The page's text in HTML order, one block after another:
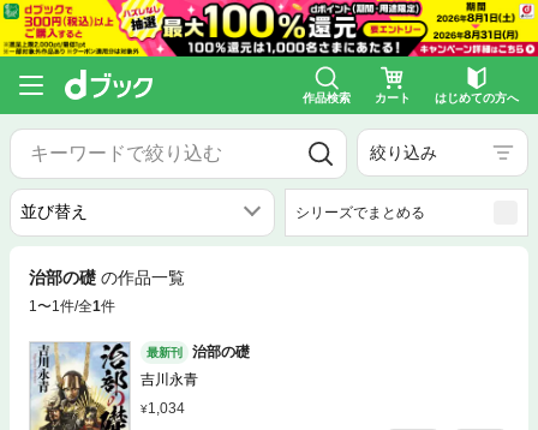
作品検索 カート はじめての方へ
絞り込み
シリーズでまとめる
治部の礎 の作品一覧
1〜1件/全1件
最新刊
治部の礎
吉川永青
1,034